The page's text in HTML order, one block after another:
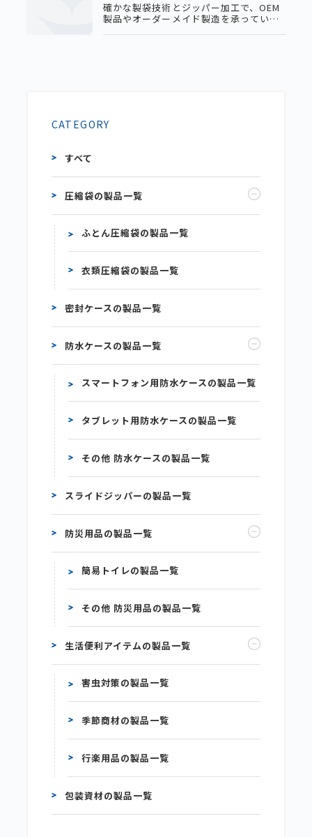
る場合にはコスト面でのデメリットが大
きくなります。それに対して、印刷デー
タを直
確かな製袋技術とジッパー加工で、OEM
製品やオーダーメイド製造を承っていま
CATEGORY
すべて
圧縮袋の製品一覧
ふとん圧縮袋の製品一覧
衣類圧縮袋の製品一覧
密封ケースの製品一覧
防水ケースの製品一覧
スマートフォン用防水ケースの製品一覧
タブレット用防水ケースの製品一覧
その他 防水ケースの製品一覧
スライドジッパーの製品一覧
防災用品の製品一覧
簡易トイレの製品一覧
その他 防災用品の製品一覧
生活便利アイテムの製品一覧
害虫対策の製品一覧
季節商材の製品一覧
行楽用品の製品一覧
包装資材の製品一覧